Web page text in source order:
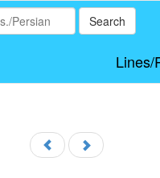
Search
Lines/